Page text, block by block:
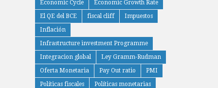
Economic Cycle
Economic Growth Rate
El QE del BCE
fiscal cliff
Impuestos
Inflación
Infrastructure investment Programme
Integracion global
Ley Gramm-Rudman
Oferta Monetaria
Pay Out ratio
PMI
Políticas fiscales
Políticas monetarias